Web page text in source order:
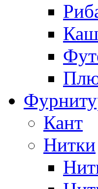
Кант
Нитки